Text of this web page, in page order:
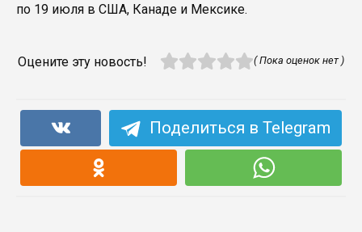
по 19 июля в США, Канаде и Мексике.
Оцените эту новость! ( Пока оценок нет )
Поделиться в Telegram